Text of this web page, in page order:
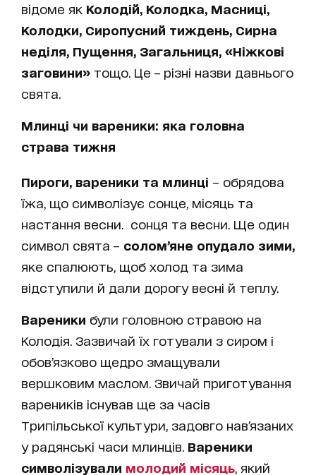
відоме як Колодій, Колодка, Масниці,
Колодки, Сиропусний тиждень, Сирна
неділя, Пущення, Загальниця, «Ніжкові
заговини» тощо. Це – різні назви давнього
свята.
Млинці чи вареники: яка головна
страва тижня
Пироги, вареники та млинці – обрядова
їжа, що символізує сонце, місяць та
настання весни. сонця та весни. Ще один
символ свята – солом’яне опудало зими,
яке спалюють, щоб холод та зима
відступили й дали дорогу весні й теплу.
Вареники були головною стравою на
Колодія. Зазвичай їх готували з сиром і
обов’язково щедро змащували
вершковим маслом. Звичай приготування
вареників існував ще за часів
Трипільської культури, задовго нав’язаних
у радянські часи млинців. Вареники
символізували молодий місяць , який